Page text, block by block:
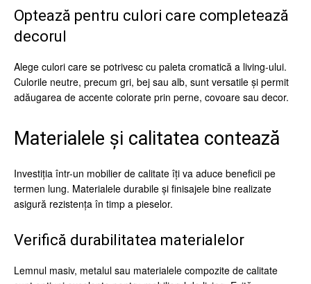
Optează pentru culori care completează
decorul
Alege culori care se potrivesc cu paleta cromatică a living-ului.
Culorile neutre, precum gri, bej sau alb, sunt versatile și permit
adăugarea de accente colorate prin perne, covoare sau decor.
Materialele și calitatea contează
Investiția într-un mobilier de calitate îți va aduce beneficii pe
termen lung. Materialele durabile și finisajele bine realizate
asigură rezistența în timp a pieselor.
Verifică durabilitatea materialelor
Lemnul masiv, metalul sau materialele compozite de calitate